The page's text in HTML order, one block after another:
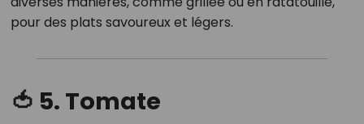
pour des plats savoureux et légers.
🍅 5. Tomate